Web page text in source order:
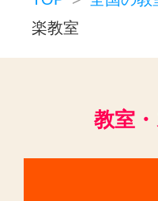
楽教室
教室